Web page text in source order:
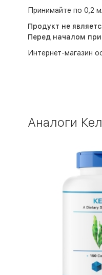
Принимайте по 0,2
Продукт не
Перед началом
Интернет-магазин
Аналоги